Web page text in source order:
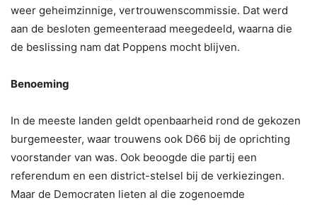
weer geheimzinnige, vertrouwenscommissie. Dat werd
aan de besloten gemeenteraad meegedeeld, waarna die
de beslissing nam dat Poppens mocht blijven.
Benoeming
In de meeste landen geldt openbaarheid rond de gekozen
burgemeester, waar trouwens ook D66 bij de oprichting
voorstander van was. Ook beoogde die partij een
referendum en een district-stelsel bij de verkiezingen.
Maar de Democraten lieten al die zogenoemde